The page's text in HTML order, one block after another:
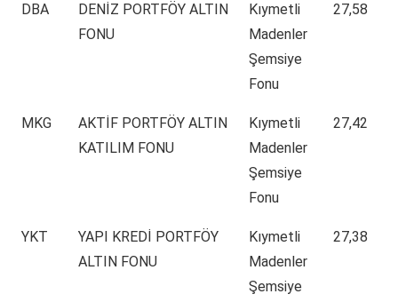
DBA
DENİZ PORTFÖY ALTIN
FONU
Kıymetli
Madenler
Şemsiye
Fonu
27,58
MKG
AKTİF PORTFÖY ALTIN
KATILIM FONU
Kıymetli
Madenler
Şemsiye
Fonu
27,42
YKT
YAPI KREDİ PORTFÖY
ALTIN FONU
Kıymetli
Madenler
Şemsiye
27,38